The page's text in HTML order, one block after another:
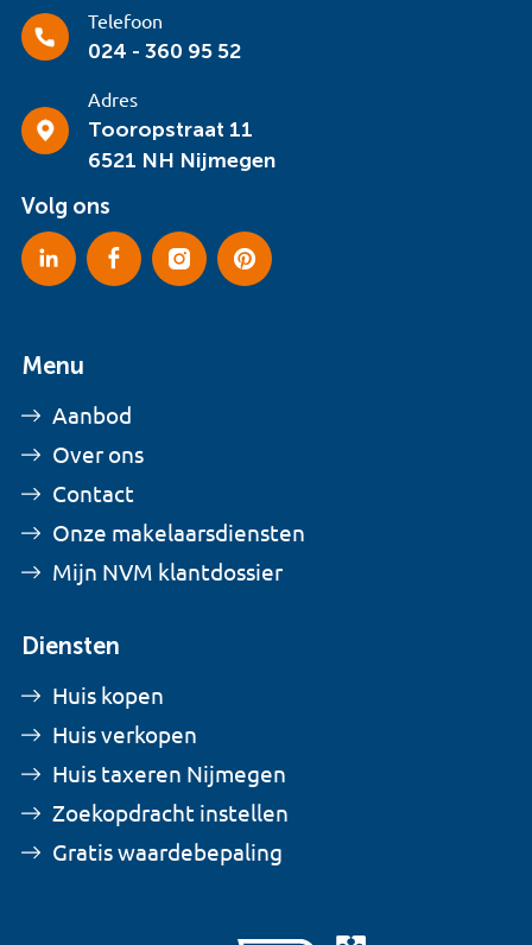
Telefoon
024 - 360 95 52
Adres
Tooropstraat 11
6521 NH Nijmegen
Volg ons
Menu
Aanbod
Over ons
Contact
Onze makelaarsdiensten
Mijn NVM klantdossier
Diensten
Huis kopen
Huis verkopen
Huis taxeren Nijmegen
Zoekopdracht instellen
Gratis waardebepaling